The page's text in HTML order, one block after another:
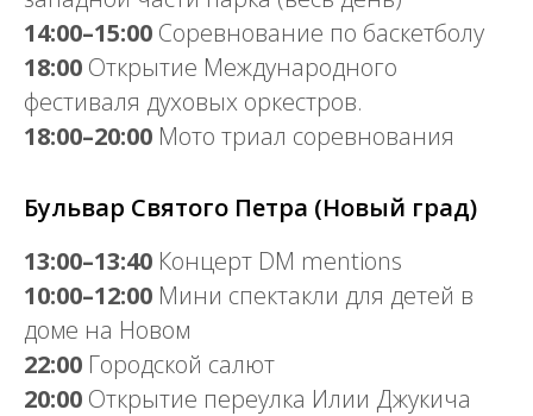
14:00–15:00 Соревнование по баскетболу
18:00 Открытие Международного
фестиваля духовых оркестров.
18:00–20:00 Мото триал соревнования
Бульвар Святого Петра (Новый град)
13:00–13:40 Концерт DM mentions
10:00–12:00 Мини спектакли для детей в
доме на Новом
22:00 Городской салют
20:00 Открытие переулка Илии Джукича